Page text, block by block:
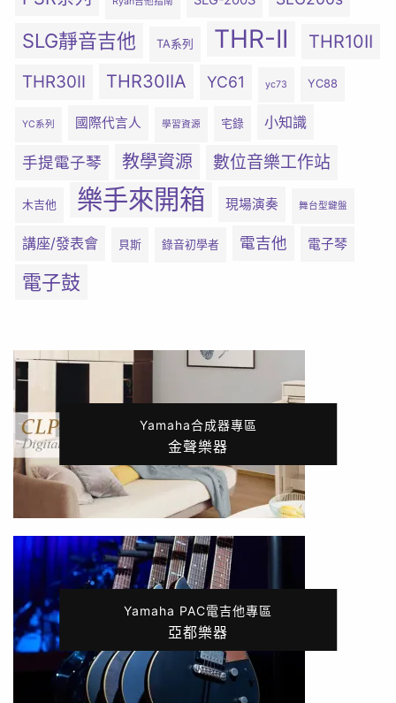
SLG靜音吉他 TA系列 THR-II THR10II
THR30II THR30IIA YC61 yc73 YC88
YC系列 國際代言人 學習資源 宅錄 小知識
手提電子琴 教學資源 數位音樂工作站
木吉他 樂手來開箱 現場演奏 舞台型鍵盤
講座/發表會 貝斯 錄音初學者 電吉他 電子琴
電子鼓
Yamaha合成器專區
金聲樂器
Yamaha PAC電吉他專區
亞都樂器